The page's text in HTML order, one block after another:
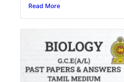
Read More